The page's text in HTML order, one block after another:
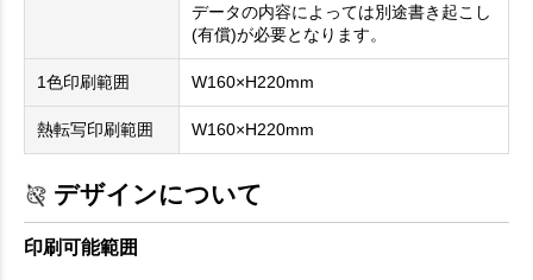
データの内容によっては別途書き起こし
(有償)が必要となります。
1色印刷範囲 W160×H220mm
熱転写印刷範囲 W160×H220mm
デザインについて
印刷可能範囲